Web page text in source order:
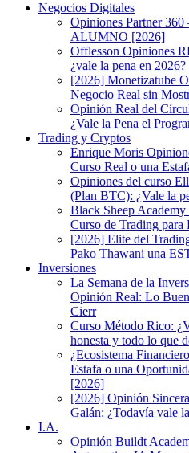
Negocios Digitales
Opiniones Partner
ALUMNO [2026]
Offlesson Opiniones
¿vale la pena en 2026?
[2026] Monetizatube
Negocio Real sin
Opinión Real del
¿Vale la Pena el
Trading y Cryptos
Enrique Moris
Curso Real o una
Opiniones del curso
(Plan BTC): ¿Vale la
Black Sheep
Curso de Trading para
[2026] Elite del
Pako Thawani una
Inversiones
La Semana de la
Opinión Real: Lo
Cierr
Curso Método Rico:
honesta y todo lo que
¿Ecosistema
Estafa o una
[2026]
[2026] Opinión
Galán: ¿Todavía vale
I.A.
Opinión Buildt